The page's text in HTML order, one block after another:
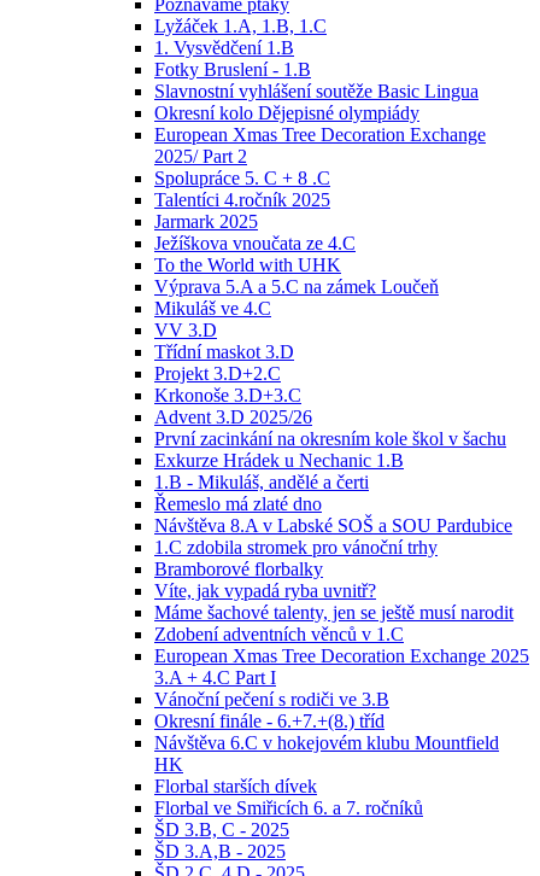
Lyžáček 1.A, 1.B, 1.C
1. Vysvědčení 1.B
Fotky Bruslení - 1.B
Slavnostní vyhlášení soutěže Basic Lingua
Okresní kolo Dějepisné olympiády
European Xmas Tree Decoration Exchange
2025/ Part 2
Spolupráce 5. C + 8 .C
Talentíci 4.ročník 2025
Jarmark 2025
Ježíškova vnoučata ze 4.C
To the World with UHK
Výprava 5.A a 5.C na zámek Loučeň
Mikuláš ve 4.C
VV 3.D
Třídní maskot 3.D
Projekt 3.D+2.C
Krkonoše 3.D+3.C
Advent 3.D 2025/26
První zacinkání na okresním kole škol v šachu
Exkurze Hrádek u Nechanic 1.B
1.B - Mikuláš, andělé a čerti
Řemeslo má zlaté dno
Návštěva 8.A v Labské SOŠ a SOU Pardubice
1.C zdobila stromek pro vánoční trhy
Bramborové florbalky
Víte, jak vypadá ryba uvnitř?
Máme šachové talenty, jen se ještě musí narodit
Zdobení adventních věnců v 1.C
European Xmas Tree Decoration Exchange 2025
3.A + 4.C Part I
Vánoční pečení s rodiči ve 3.B
Okresní finále - 6.+7.+(8.) tříd
Návštěva 6.C v hokejovém klubu Mountfield
HK
Florbal starších dívek
Florbal ve Smiřicích 6. a 7. ročníků
ŠD 3.B, C - 2025
ŠD 3.A,B - 2025